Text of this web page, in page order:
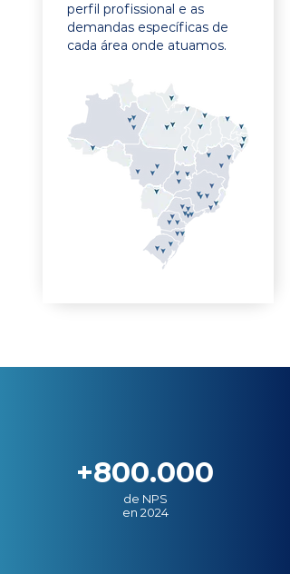
perfil profissional e as
demandas específicas de
cada área onde atuamos.
+800.000
de NPS
en 2024